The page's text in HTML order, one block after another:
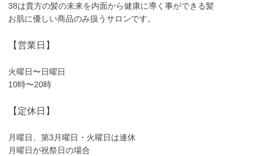
38は貴方の髪の未来を内面から健康に導く事ができる髪
お肌に優しい商品のみ扱うサロンです。
【営業日】
火曜日〜日曜日
10時〜20時
【定休日】
月曜日、第3月曜日・火曜日は連休
月曜日が祝祭日の場合